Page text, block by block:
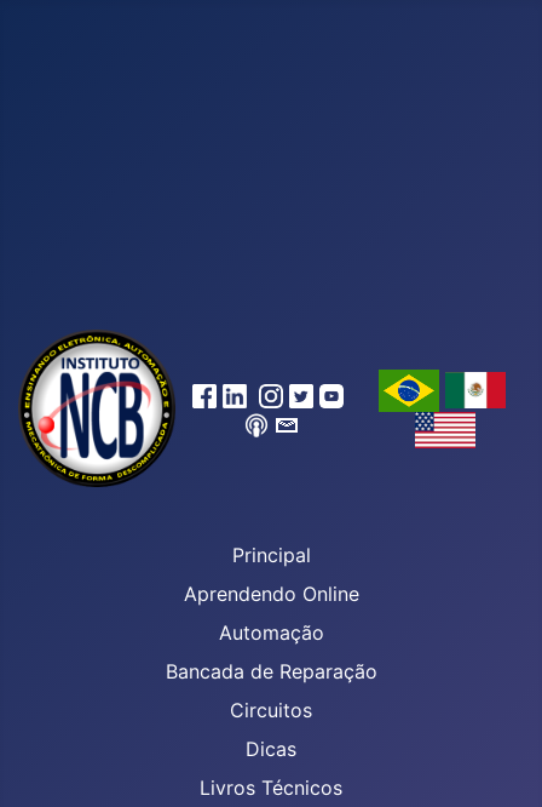
Principal
Aprendendo Online
Automação
Bancada de Reparação
Circuitos
Dicas
Livros Técnicos